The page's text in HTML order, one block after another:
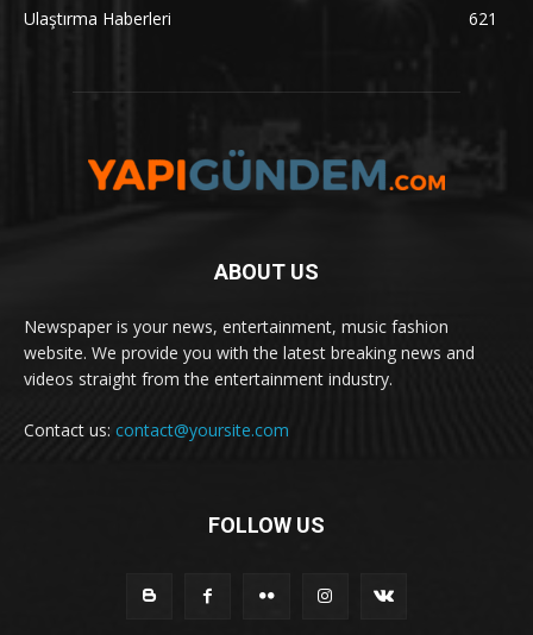
Ulaştırma Haberleri
621
ABOUT US
Newspaper is your news, entertainment, music fashion
website. We provide you with the latest breaking news and
videos straight from the entertainment industry.
Contact us: contact@yoursite.com
FOLLOW US